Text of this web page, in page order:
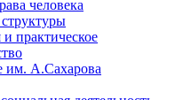
человека
практическое
им. А.Сахарова